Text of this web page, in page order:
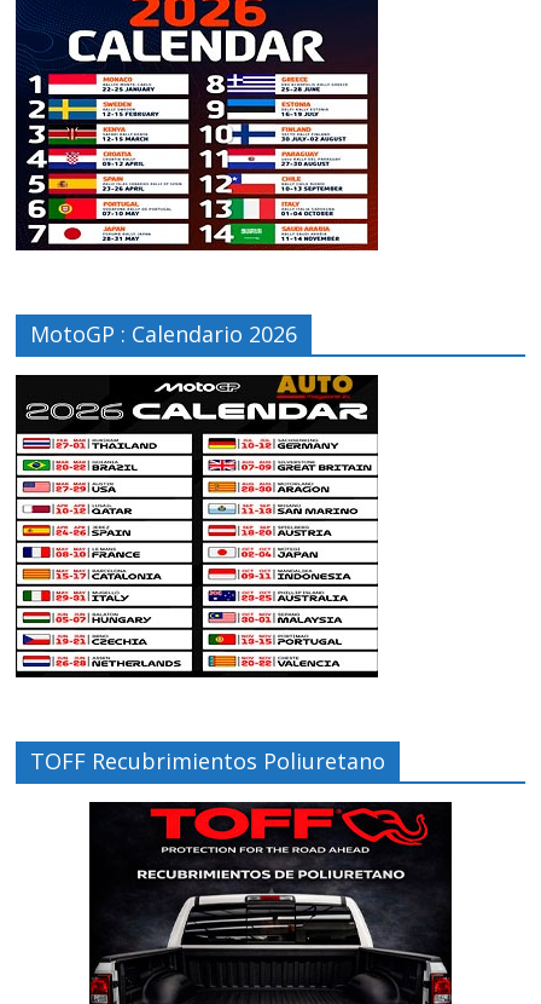
MotoGP : Calendario 2026
TOFF Recubrimientos Poliuretano